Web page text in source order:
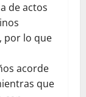
de actos
por lo que
acorde
que